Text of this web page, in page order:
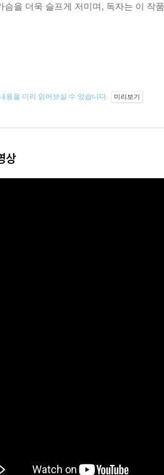
슴을 더욱 슬프게 저미며, 독자는 이 작
용을 미리 읽어보실 수 있습니다. 미리보기
상